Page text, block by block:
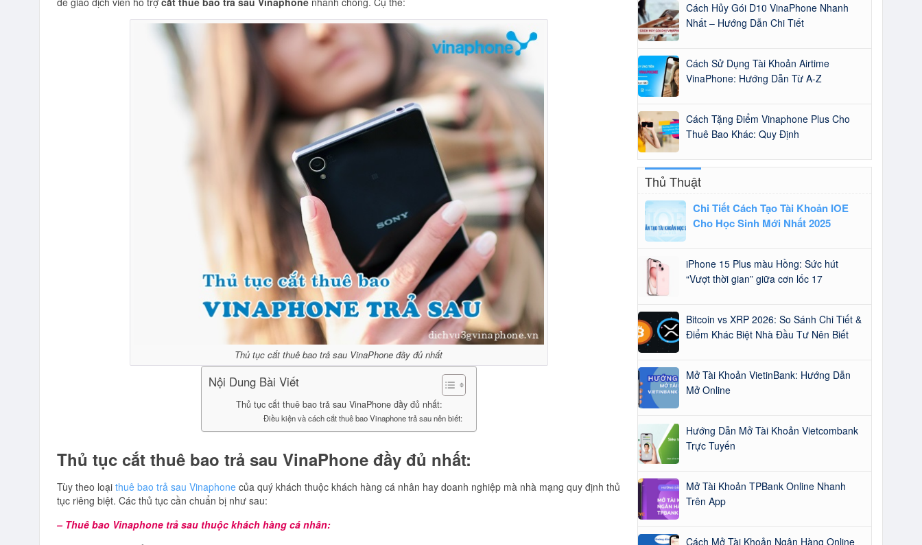
Thủ tục cắt thuê bao trả sau VinaPhone đầy đủ nhất
Nội Dung Bài Viết
Thủ tục cắt thuê bao trả sau VinaPhone đầy đủ nhất:
Điều kiện và cách cắt thuê bao Vinaphone trả sau nên biết:
Thủ tục cắt thuê bao trả sau VinaPhone đầy đủ nhất:
Tùy theo loạithuê bao trả sau Vinaphone của quý khách thuộc khách hàng cá nhân hay doanh nghiệp mà nhà mạng quy định thủ
tục riêng biệt. Các thủ tục cần chuẩn bị như sau:
– Thuê bao Vinaphone trả sau thuộc khách hàng cá nhân:
Cách Hủy Gói D10 VinaPhone Nhanh
Nhất – Hướng Dẫn Chi Tiết
Cách Sử Dụng Tài Khoản Airtime
VinaPhone: Hướng Dẫn Từ A-Z
Cách Tặng Điểm Vinaphone Plus Cho
Thuê Bao Khác: Quy Định
Thủ Thuật
Chi Tiết Cách Tạo Tài Khoản IOE
Cho Học Sinh Mới Nhất 2025
iPhone 15 Plus màu Hồng: Sức hút
“Vượt thời gian” giữa cơn lốc 17
Bitcoin vs XRP 2026: So Sánh Chi Tiết &
Điểm Khác Biệt Nhà Đầu Tư Nên Biết
Mở Tài Khoản VietinBank: Hướng Dẫn
Mở Online
Hướng Dẫn Mở Tài Khoản Vietcombank
Trực Tuyến
Mở Tài Khoản TPBank Online Nhanh
Trên App
Cách Mở Tài Khoản Ngân Hàng Online